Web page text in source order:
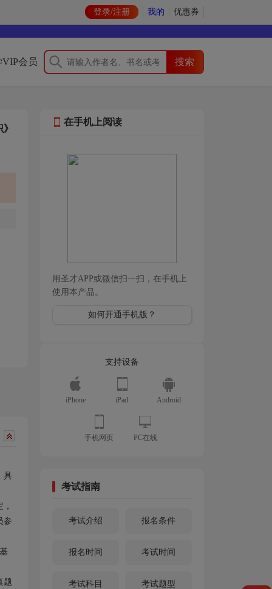
登录/注册 我的 优惠券
VIP会员
具
参
题
在手机上阅读
用圣才APP或微信扫一扫，在手机上
使用本产品。
如何开通手机版？
支持设备
iPhone iPad Android
手机网页 PC在线
考试指南
考试介绍 报名条件
报名时间 考试时间
考试科目 考试题型